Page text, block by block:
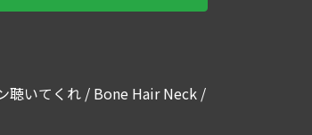
聴いてくれ / Bone Hair Neck /